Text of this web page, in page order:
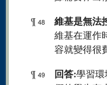
¶ 48 維基是無法
維基在運作
容就變得很
¶ 49 回答:學習